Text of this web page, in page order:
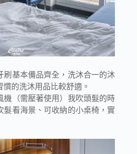
刷基本備品齊全，洗沐合一的沐
的洗沐用品比較舒適。
機（需壓著使用）我吹頭髮的時
髮看海景、可收納的小桌椅，實